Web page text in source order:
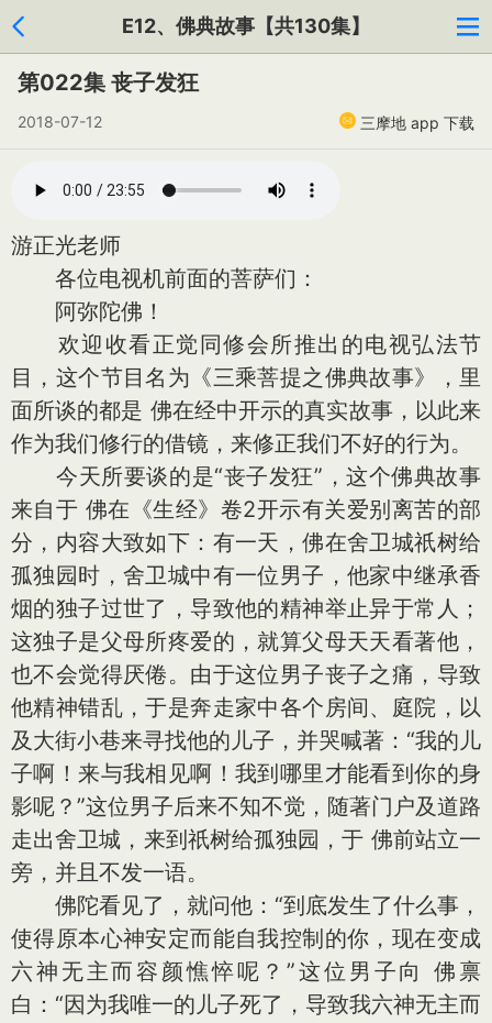
E12、佛典故事【共130集】
第022集 丧子发狂
2018-07-12 三摩地 app 下载
游正光老师
各位电视机前面的菩萨们：
阿弥陀佛！
欢迎收看正觉同修会所推出的电视弘法节
目，这个节目名为《三乘菩提之佛典故事》，里
面所谈的都是 佛在经中开示的真实故事，以此来
作为我们修行的借镜，来修正我们不好的行为。
今天所要谈的是“丧子发狂”，这个佛典故事
来自于 佛在《生经》卷2开示有关爱别离苦的部
分，内容大致如下：有一天，佛在舍卫城祇树给
孤独园时，舍卫城中有一位男子，他家中继承香
烟的独子过世了，导致他的精神举止异于常人；
这独子是父母所疼爱的，就算父母天天看著他，
也不会觉得厌倦。由于这位男子丧子之痛，导致
他精神错乱，于是奔走家中各个房间、庭院，以
及大街小巷来寻找他的儿子，并哭喊著：“我的儿
子啊！来与我相见啊！我到哪里才能看到你的身
影呢？”这位男子后来不知不觉，随著门户及道路
走出舍卫城，来到祇树给孤独园，于 佛前站立一
旁，并且不发一语。
佛陀看见了，就问他：“到底发生了什么事，
使得原本心神安定而能自我控制的你，现在变成
六神无主而容颜憔悴呢？”这位男子向 佛禀
白：“因为我唯一的儿子死了，导致我六神无主而